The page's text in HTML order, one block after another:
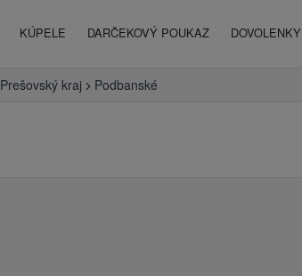
KÚPELE DARČEKOVÝ POUKAZ
Prešovský kraj Podbanské